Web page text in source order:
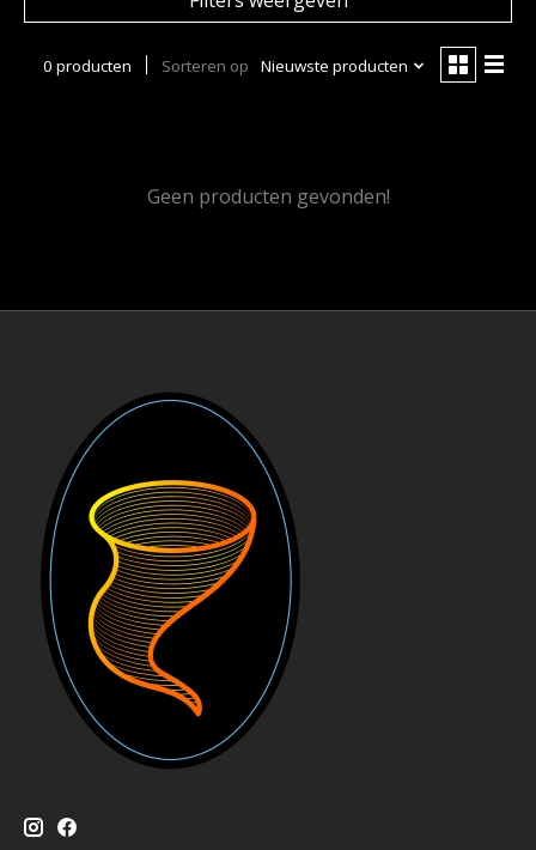
0 producten Sorteren op Nieuwste producten
Geen producten gevonden!